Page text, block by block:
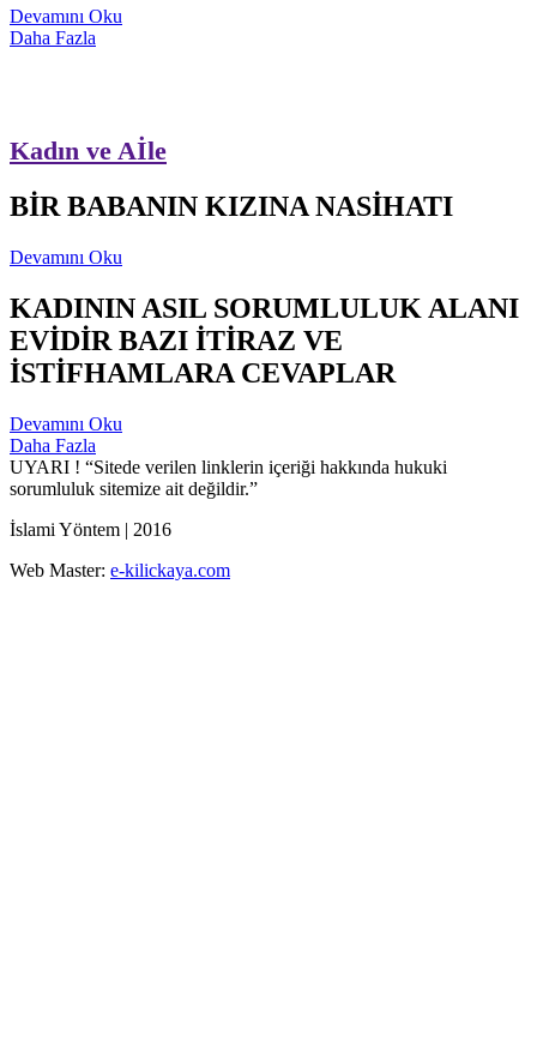
Devamını Oku
Daha Fazla
Kadın ve Aİle
BİR BABANIN KIZINA NASİHATI
Devamını Oku
KADININ ASIL SORUMLULUK ALANI
EVİDİR BAZI İTİRAZ VE
İSTİFHAMLARA CEVAPLAR
Devamını Oku
Daha Fazla
UYARI ! “Sitede verilen linklerin içeriği hakkında hukuki
sorumluluk sitemize ait değildir.”
İslami Yöntem | 2016
Web Master: e-kilickaya.com